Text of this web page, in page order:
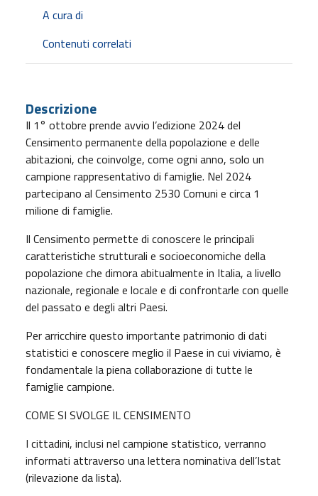
A cura di
Contenuti correlati
Descrizione
Il 1° ottobre prende avvio l’edizione 2024 del
Censimento permanente della popolazione e delle
abitazioni, che coinvolge, come ogni anno, solo un
campione rappresentativo di famiglie. Nel 2024
partecipano al Censimento 2530 Comuni e circa 1
milione di famiglie.
Il Censimento permette di conoscere le principali
caratteristiche strutturali e socioeconomiche della
popolazione che dimora abitualmente in Italia, a livello
nazionale, regionale e locale e di confrontarle con quelle
del passato e degli altri Paesi.
Per arricchire questo importante patrimonio di dati
statistici e conoscere meglio il Paese in cui viviamo, è
fondamentale la piena collaborazione di tutte le
famiglie campione.
COME SI SVOLGE IL CENSIMENTO
I cittadini, inclusi nel campione statistico, verranno
informati attraverso una lettera nominativa dell’Istat
(rilevazione da lista).